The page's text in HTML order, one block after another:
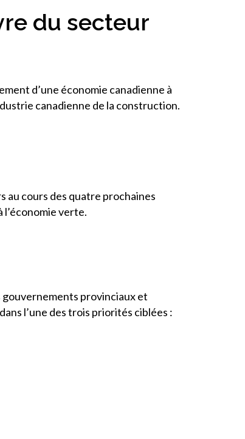
du secteur
d’une économie canadienne à
canadienne de la construction.
au cours des quatre prochaines
l’économie verte.
provinciaux et
l’une des trois priorités ciblées :